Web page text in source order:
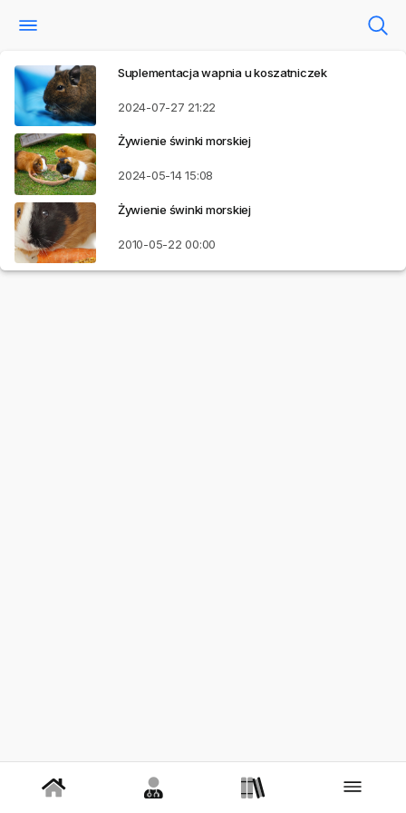
Suplementacja wapnia u koszatniczek
2024-07-27 21:22
Żywienie świnki morskiej
2024-05-1415:08
Żywienie świnki morskiej
2010-05-2200:00